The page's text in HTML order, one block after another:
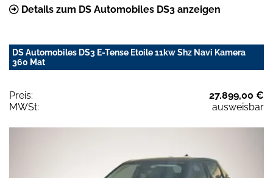
Details zum DS Automobiles DS3 anzeigen
DS Automobiles DS3 E-Tense Etoile 11kw Shz Navi Kamera
360 Mat
Preis:
27.899,00 €
MWSt:
ausweisbar